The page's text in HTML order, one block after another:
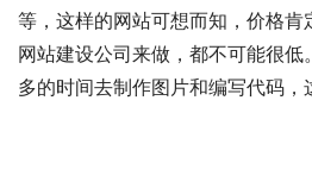
等，这样的网站可想而知，价格肯
网站建设公司来做，都不可能很
多的时间去制作图片和编写代码，